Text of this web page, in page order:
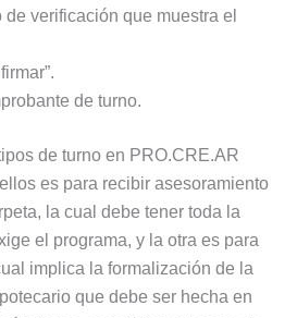
verificación que muestra el
de turno.
de turno en PRO.CRE.AR
es para recibir asesoramiento
la cual debe tener toda la
el programa, y la otra es para
implica la formalización de la
que debe ser hecha en